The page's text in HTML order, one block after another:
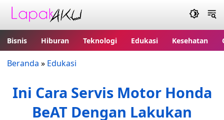
Bisnis Hiburan Teknologi Edukasi Kesehatan
Beranda » Edukasi
Ini Cara Servis Motor Honda
BeAT Dengan Lakukan